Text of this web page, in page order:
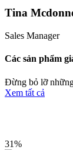
Tina
Sales Manager
Các sản phẩm
Đừng bỏ lỡ
Xem tất cả
31%